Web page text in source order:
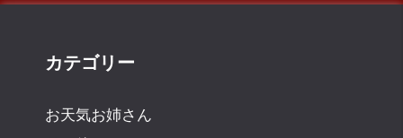
カテゴリー
お天気お姉さん